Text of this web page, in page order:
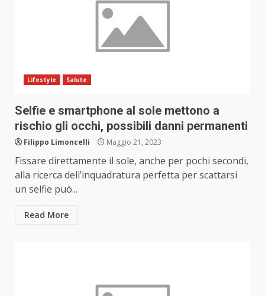
Lifestyle Salute
Selfie e smartphone al sole mettono a
rischio gli occhi, possibili danni permanenti
Filippo Limoncelli Maggio 21, 2023
Fissare direttamente il sole, anche per pochi secondi,
alla ricerca dell’inquadratura perfetta per scattarsi
un selfie può...
Read More